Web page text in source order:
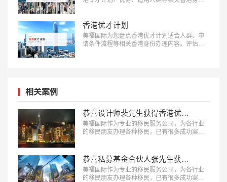
香港优才计划
美福国际为您盘点香港优才计划适合人群、申
请条件流程等相关香港身份办理内容。评估了
相关案例
恭喜设计师裴先生获得香港优才签证！
美福国际作为专业的移民服务公司，为各行业
的移民朋友办理各种移民，已有很多成功案
恭喜私募基金合伙人张先生获得香港优才签证！
美福国际作为专业的移民服务公司，为各行业
的移民朋友办理各种移民，已有很多成功案